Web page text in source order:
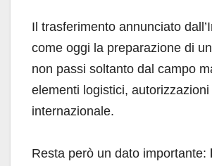
Il trasferimento annunciato
come oggi la preparazione di
non passi soltanto dal campo
elementi logistici,
internazionale.
Resta però un dato importante: